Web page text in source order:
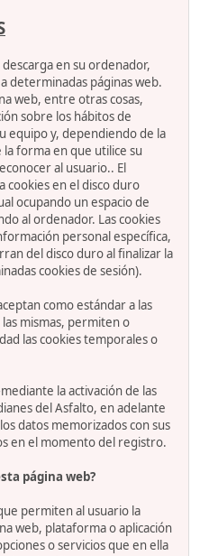
en su ordenador,
determinadas páginas web.
web, entre otras cosas,
sobre los hábitos de
equipo y, dependiendo de la
forma en que utilice su
al usuario.. El
cookies en el disco duro
ocupando un espacio de
al ordenador. Las cookies
personal específica,
del disco duro al finalizar la
cookies de sesión).
como estándar a las
mismas, permiten o
las cookies temporales o
la activación de las
del Asfalto, en adelante
datos memorizados con sus
en el momento del registro.
página web?
permiten al usuario la
web, plataforma o aplicación
o servicios que en ella